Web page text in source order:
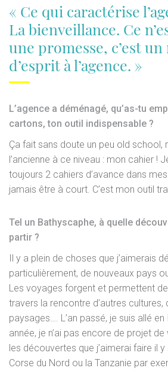
« Ce qui caractérise
La bienveillance. Ce
une promesse, c’est
d’esprit à l’agence. »
L’agence a déménagé, qu’as-tu
cartons, ton outil indispensable ?
Ça fait sans doute un peu old school,
l’ancienne à ce niveau : mon cahier !
toujours 2 cahiers d’avance dans
jamais être à court. C’est mon outil
Tel un Bathyscaphe, à quelle
partir ?
Il y a plein de choses que j’aimerais
particulièrement, de nouveaux pays
Les voyages forgent et permettent de
travers la rencontre d’autres cultures,
paysages…. L’an passé, je suis allé
année, je n’ai pas encore de projet
les découvertes que j’aimerai faire il y
Corse du Nord ou la Tanzanie par